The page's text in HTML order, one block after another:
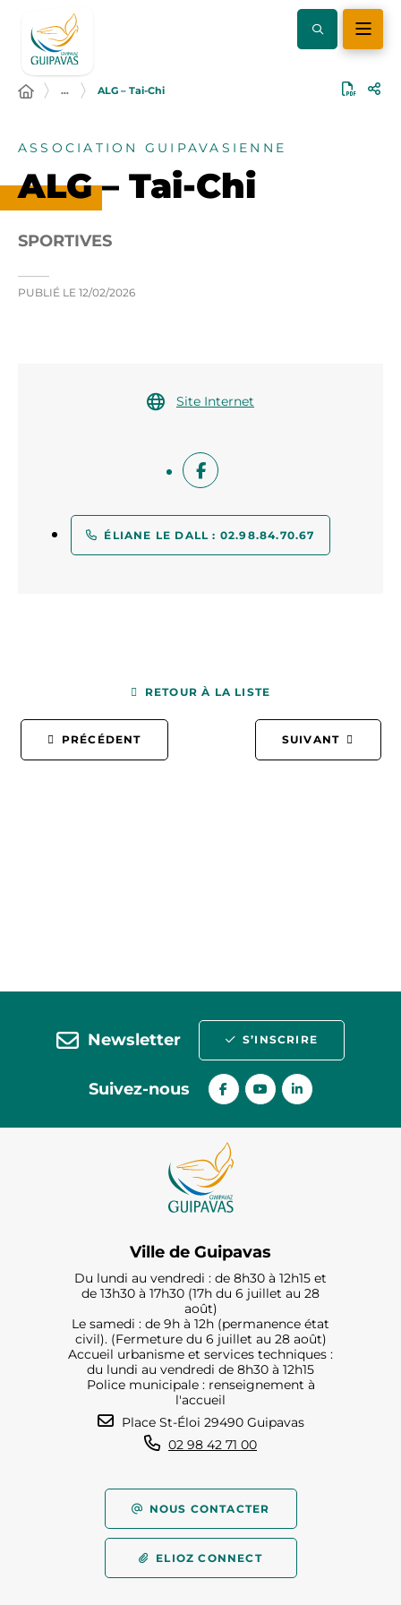
… ALG – Tai-Chi
ASSOCIATION GUIPAVASIENNE
ALG – Tai-Chi
SPORTIVES
PUBLIÉ LE 12/02/2026
Site Internet
ÉLIANE LE DALL : 02.98.84.70.67
PRÉCÉDENT
RETOUR À LA LISTE
SUIVANT
Newsletter S’INSCRIRE
Suivez-nous
Ville de Guipavas
Du lundi au vendredi : de 8h30 à 12h15 et
de 13h30 à 17h30 (17h du 6 juillet au 28
août)
Le samedi : de 9h à 12h (permanence état
civil). (Fermeture du 6 juillet au 28 août)
Accueil urbanisme et services techniques :
du lundi au vendredi de 8h30 à 12h15
Police municipale : renseignement à
l'accueil
Place St-Éloi 29490 Guipavas
02 98 42 71 00
NOUS CONTACTER
ELIOZ CONNECT